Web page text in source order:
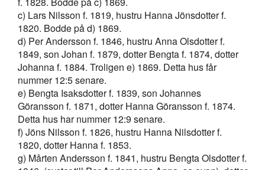
c) Lars Nilsson f. 1819, hustru Hanna Jönsdotter f.
1820. Bodde på d) 1869.
d) Per Andersson f. 1846, hustru Anna Olsdotter f.
1849, son Johan f. 1879, dotter Bengta f. 1874, dotter
Johanna f. 1884. Troligen e) 1869. Detta hus får
nummer 12:5 senare.
e) Bengta Isaksdotter f. 1839, son Johannes
Göransson f. 1871, dotter Hanna Göransson f. 1874.
Detta hus har nummer 12:9 senare.
f) Jöns Nilsson f. 1826, hustru Hanna Nilsdotter f.
1820, dotter Hanna f. 1853.
g) Mårten Andersson f. 1841, hustru Bengta Olsdotter f.